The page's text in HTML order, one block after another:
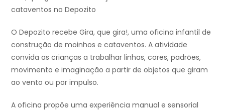
cataventos no Depozito
O Depozito recebe Gira, que gira!, uma oficina infantil de
construção de moinhos e cataventos. A atividade
convida as crianças a trabalhar linhas, cores, padrões,
movimento e imaginação a partir de objetos que giram
ao vento ou por impulso.
A oficina propõe uma experiência manual e sensorial